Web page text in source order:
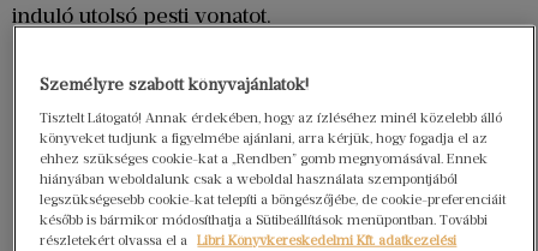
induló utolsó pesti vonatot.
Személyre szabott könyvajánlatok!
Tisztelt Látogató! Annak érdekében, hogy az ízléséhez minél közelebb álló
könyveket tudjunk a figyelmébe ajánlani, arra kérjük, hogy fogadja el az
ehhez szükséges cookie-kat a „Rendben” gomb megnyomásával. Ennek
hiányában weboldalunk csak a weboldal használata szempontjából
legszükségesebb cookie-kat telepíti a böngészőjébe, de cookie-preferenciáit
később is bármikor módosíthatja a Sütibeállítások menüpontban. További
részletekért olvassa el a
Libri Könyvkereskedelmi Kft. adatkezelési